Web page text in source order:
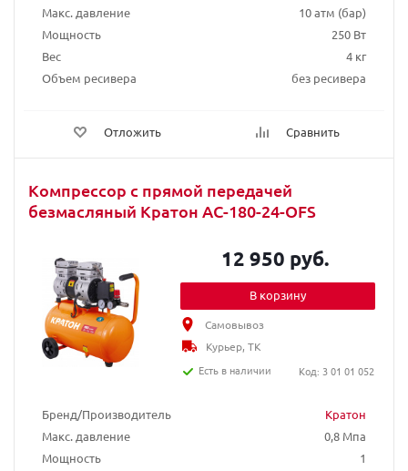
Макс. давление
10 атм (бар)
Мощность
250 Вт
Вес
4 кг
Объем ресивера
без ресивера
Отложить Сравнить
Компрессор с прямой передачей
безмасляный Кратон AC-180-24-OFS
Бренд/Производитель
Кратон
Макс. давление
0,8 Мпа
Мощность
1
12 950 руб.
В корзину
Самовывоз
Курьер, ТК
Есть в наличии
Код: 3 01 01 052